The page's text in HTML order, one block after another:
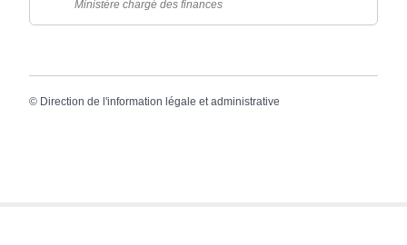
Ministère chargé des finances
© Direction de l'information légale et administrative